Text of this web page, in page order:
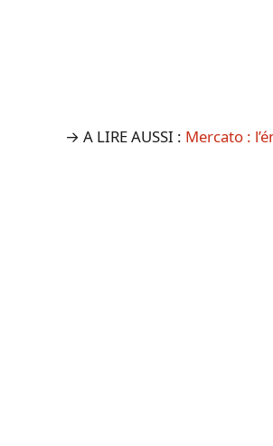
→ A LIRE AUSSI : Mercato :